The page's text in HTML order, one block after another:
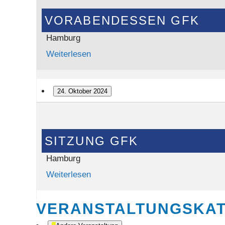
VORABENDESSEN GFK
Hamburg
Weiterlesen
24. Oktober 2024
SITZUNG GFK
Hamburg
Weiterlesen